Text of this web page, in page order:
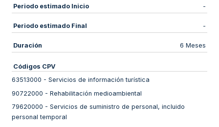
Periodo estimado Inicio -
Periodo estimado Final -
Duración 6 Meses
Códigos CPV
63513000 - Servicios de información turística
90722000 - Rehabilitación medioambiental
79620000 - Servicios de suministro de personal, incluido
personal temporal